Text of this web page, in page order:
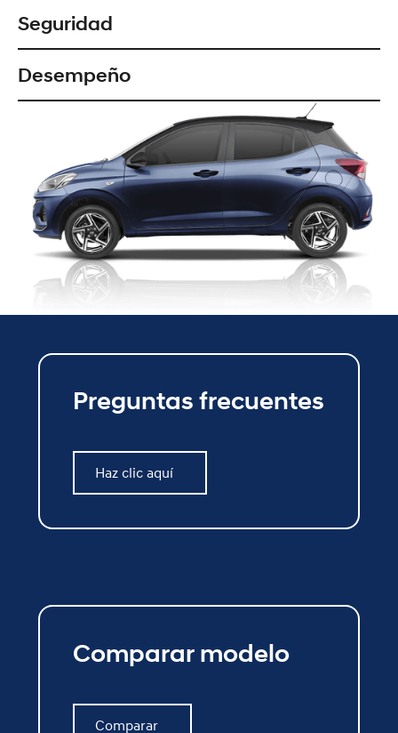
Seguridad
Desempeño
Preguntas frecuentes
Haz clic aquí
Haz clic aquí
Comparar modelo
Comparar
Comparar